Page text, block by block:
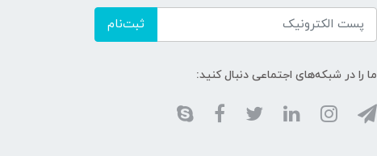
ثبت‌نام
ما را در شبکه‌های اجتماعی دنبال کنید: